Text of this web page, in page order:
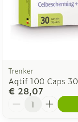
Trenker
Aqtif 100 Caps 30
€ 28,07
Aantal